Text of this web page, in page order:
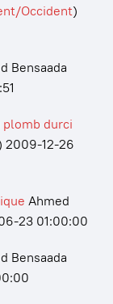
Occident)
Bensaada
plomb durci
2009-12-26
Ahmed
23 01:00:00
Bensaada